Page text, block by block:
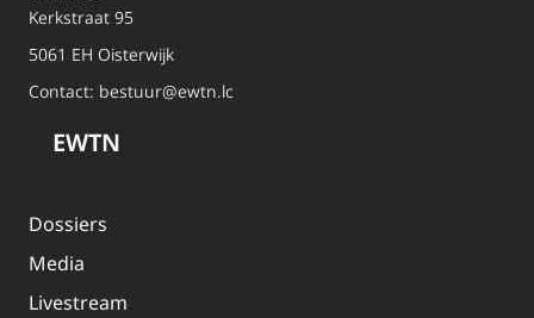
Kerkstraat 95
5061 EH Oisterwijk
Contact: bestuur@ewtn.lc
EWTN
Dossiers
Media
Livestream